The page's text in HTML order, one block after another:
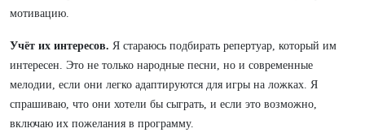
мотивацию.
Учёт их интересов. Я стараюсь подбирать репертуар, который им
интересен. Это не только народные песни, но и современные
мелодии, если они легко адаптируются для игры на ложках. Я
спрашиваю, что они хотели бы сыграть, и если это возможно,
включаю их пожелания в программу.